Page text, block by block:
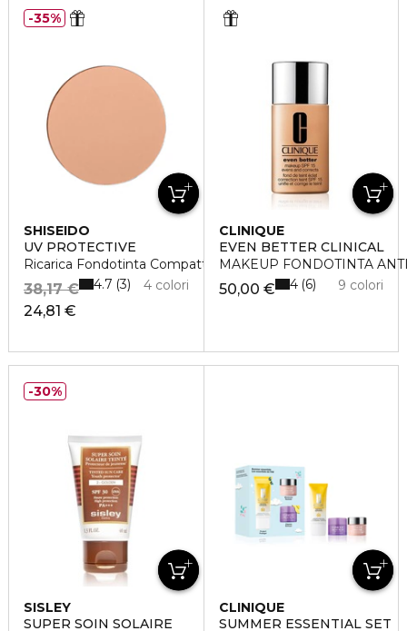
SHISEIDO
UV PROTECTIVE
Ricarica Fondotinta Compatto SPF30
24,81 €
38,17 € 4 colori
4.7 3
35%
CLINIQUE
EVEN BETTER CLINICAL
MAKEUP FONDOTINTA
50,00 € 9 colori
4 6
SISLEY
SUPER SOIN SOLAIRE
30%
CLINIQUE
SUMMER ESSENTIAL SET